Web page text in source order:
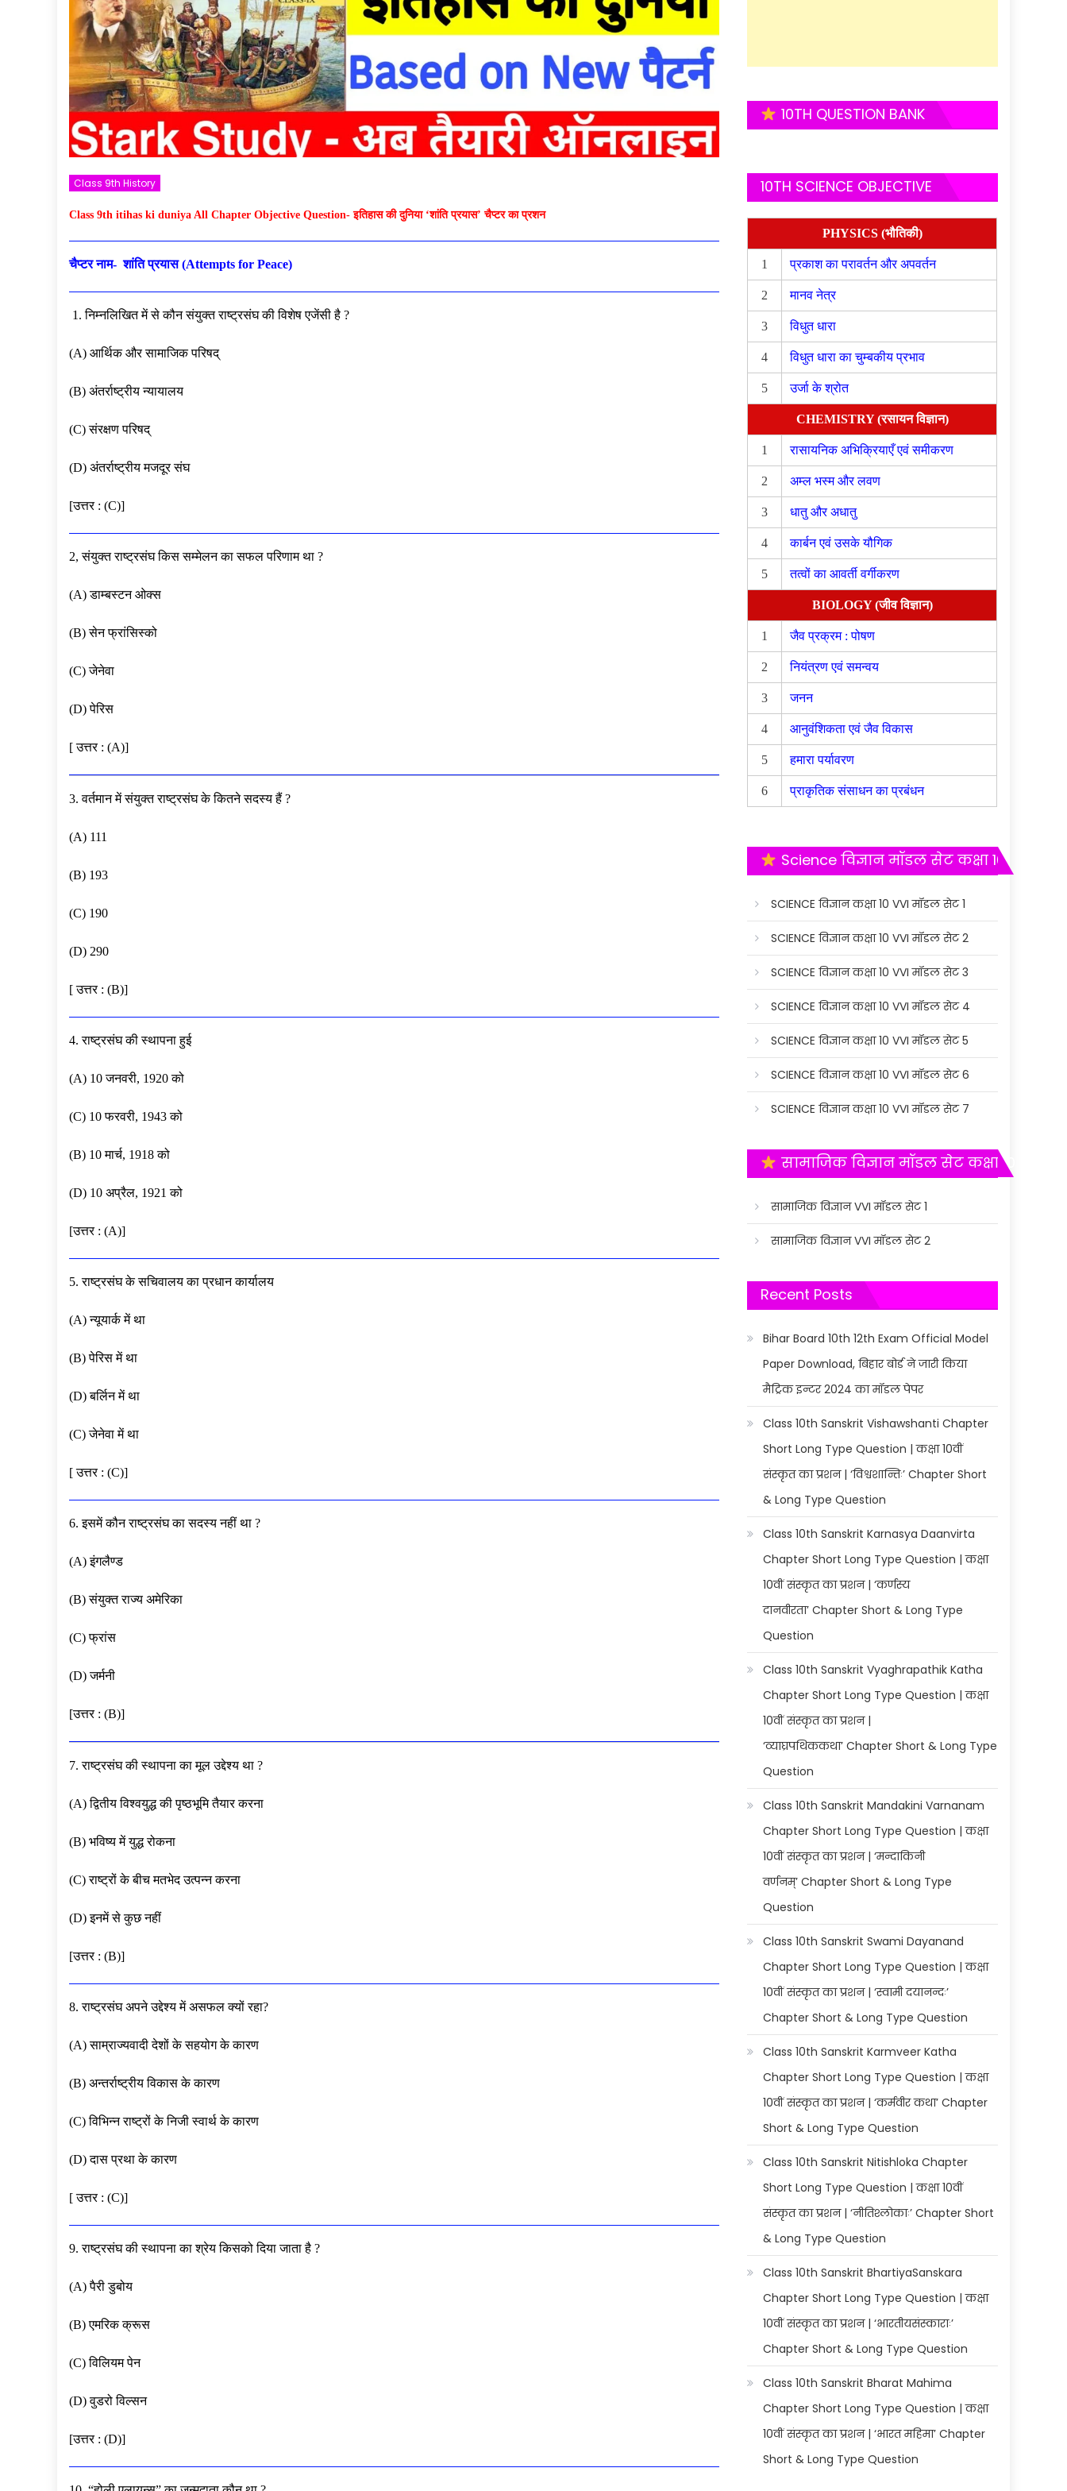
Class 9th History
Class 9th itihas ki duniya All Chapter Objective Question- इतिहास की दुनिया ‘शांति प्रयास’ चैप्टर का प्रशन
चैप्टर नाम-शांति प्रयास (Attempts for Peace)
1. निम्नलिखित में से कौन संयुक्त राष्ट्रसंघ की विशेष एजेंसी है ?
(A) आर्थिक और सामाजिक परिषद्
(B) अंतर्राष्ट्रीय न्यायालय
(C) संरक्षण परिषद्
(D) अंतर्राष्ट्रीय मजदूर संघ
[उत्तर : (C)]
2, संयुक्त राष्ट्रसंघ किस सम्मेलन का सफल परिणाम था ?
(A) डाम्बस्टन ओक्स
(B) सेन फ्रांसिस्को
(C) जेनेवा
(D) पेरिस
[ उत्तर : (A)]
3. वर्तमान में संयुक्त राष्ट्रसंघ के कितने सदस्य हैं ?
(A) 111
(B) 193
(C) 190
(D) 290
[ उत्तर : (B)]
4. राष्ट्रसंघ की स्थापना हुई
(A) 10 जनवरी, 1920 को
(C) 10 फरवरी, 1943 को
(B) 10 मार्च, 1918 को
(D) 10 अप्रैल, 1921 को
[उत्तर : (A)]
5. राष्ट्रसंघ के सचिवालय का प्रधान कार्यालय
(A) न्यूयार्क में था
(B) पेरिस में था
(D) बर्लिन में था
(C) जेनेवा में था
[ उत्तर : (C)]
6. इसमें कौन राष्ट्रसंघ का सदस्य नहीं था ?
(A) इंगलैण्ड
(B) संयुक्त राज्य अमेरिका
(C) फ्रांस
(D) जर्मनी
[उत्तर : (B)]
7. राष्ट्रसंघ की स्थापना का मूल उद्देश्य था ?
(A) द्वितीय विश्वयुद्ध की पृष्ठभूमि तैयार करना
(B) भविष्य में युद्ध रोकना
(C) राष्ट्रों के बीच मतभेद उत्पन्न करना
(D) इनमें से कुछ नहीं
[उत्तर : (B)]
8. राष्ट्रसंघ अपने उद्देश्य में असफल क्यों रहा?
(A) साम्राज्यवादी देशों के सहयोग के कारण
(B) अन्तर्राष्ट्रीय विकास के कारण
(C) विभिन्न राष्ट्रों के निजी स्वार्थ के कारण
(D) दास प्रथा के कारण
[ उत्तर : (C)]
9. राष्ट्रसंघ की स्थापना का श्रेय किसको दिया जाता है ?
(A) पैरी डुबोय
(B) एमरिक क्रूस
(C) विलियम पेन
(D) वुडरो विल्सन
[उत्तर : (D)]
10TH QUESTION BANK
10TH SCIENCE OBJECTIVE
PHYSICS (भौतिकी)
1 प्रकाश का परावर्तन और अपवर्तन
2 मानव नेत्र
3 विधुत धारा
4 विधुत धारा का चुम्बकीय प्रभाव
5 उर्जा के श्रोत
CHEMISTRY (रसायन विज्ञान)
1 रासायनिक अभिक्रियाएँ एवं समीकरण
2 अम्ल भस्म और लवण
3 धातु और अधातु
4 कार्बन एवं उसके यौगिक
5 तत्वों का आवर्ती वर्गीकरण
BIOLOGY (जीव विज्ञान)
1 जैव प्रक्रम : पोषण
2 नियंत्रण एवं समन्वय
3 जनन
4 आनुवंशिकता एवं जैव विकास
5 हमारा पर्यावरण
6 प्राकृतिक संसाधन का प्रबंधन
Science विज्ञान मॉडल सेट कक्षा 10
SCIENCE विज्ञान कक्षा 10 VVI मॉडल सेट 1
SCIENCE विज्ञान कक्षा 10 VVI मॉडल सेट 2
SCIENCE विज्ञान कक्षा 10 VVI मॉडल सेट 3
SCIENCE विज्ञान कक्षा 10 VVI मॉडल सेट 4
SCIENCE विज्ञान कक्षा 10 VVI मॉडल सेट 5
SCIENCE विज्ञान कक्षा 10 VVI मॉडल सेट 6
SCIENCE विज्ञान कक्षा 10 VVI मॉडल सेट 7
सामाजिक विज्ञान मॉडल सेट कक्षा 10
सामाजिक विज्ञान VVI मॉडल सेट 1
सामाजिक विज्ञान VVI मॉडल सेट 2
Recent Posts
Bihar Board 10th 12th Exam Official Model
Paper Download, बिहार बोर्ड ने जारी किया
मैट्रिक इन्टर 2024 का मॉडल पेपर
Class 10th Sanskrit Vishawshanti Chapter
Short Long Type Question | कक्षा 10वीं
संस्कृत का प्रशन | ‘विश्वशान्तिः’ Chapter Short
& Long Type Question
Class 10th Sanskrit Karnasya Daanvirta
Chapter Short Long Type Question | कक्षा
10वीं संस्कृत का प्रशन | ‘कर्णस्य
दानवीरता’ Chapter Short & Long Type
Question
Class 10th Sanskrit Vyaghrapathik Katha
Chapter Short Long Type Question | कक्षा
10वीं संस्कृत का प्रशन |
‘व्याघ्रपथिककथा’ Chapter Short & Long Type
Question
Class 10th Sanskrit Mandakini Varnanam
Chapter Short Long Type Question | कक्षा
10वीं संस्कृत का प्रशन | ‘मन्दाकिनी
वर्णनम्’ Chapter Short & Long Type
Question
Class 10th Sanskrit Swami Dayanand
Chapter Short Long Type Question | कक्षा
10वीं संस्कृत का प्रशन | ‘स्वामी दयानन्दः’
Chapter Short & Long Type Question
Class 10th Sanskrit Karmveer Katha
Chapter Short Long Type Question | कक्षा
10वीं संस्कृत का प्रशन | ‘कर्मवीर कथा’ Chapter
Short & Long Type Question
Class 10th Sanskrit Nitishloka Chapter
Short Long Type Question | कक्षा 10वीं
संस्कृत का प्रशन | ‘नीतिश्लोकाः’ Chapter Short
& Long Type Question
Class 10th Sanskrit BhartiyaSanskara
Chapter Short Long Type Question | कक्षा
10वीं संस्कृत का प्रशन | ‘भारतीयसंस्काराः’
Chapter Short & Long Type Question
Class 10th Sanskrit Bharat Mahima
Chapter Short Long Type Question | कक्षा
10वीं संस्कृत का प्रशन | ‘भारत महिमा’ Chapter
Short & Long Type Question